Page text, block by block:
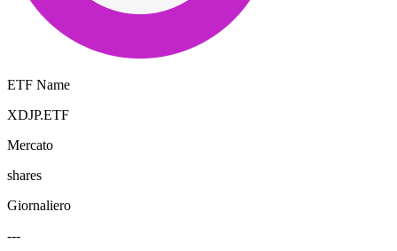
ETF Name
XDJP.ETF
Mercato
shares
Giornaliero
---